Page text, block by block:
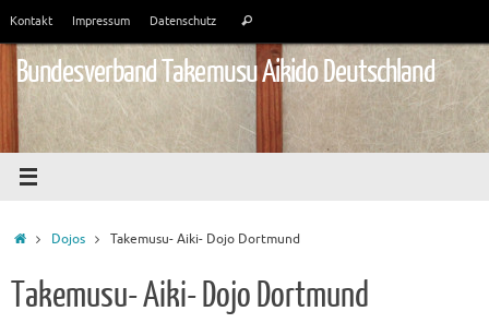
springen
Kontakt Impressum Datenschutz Suchen
Bundesverband Takemusu Aikido Deutschland
StartDojos Takemusu- Aiki- Dojo Dortmund
Takemusu- Aiki- Dojo Dortmund